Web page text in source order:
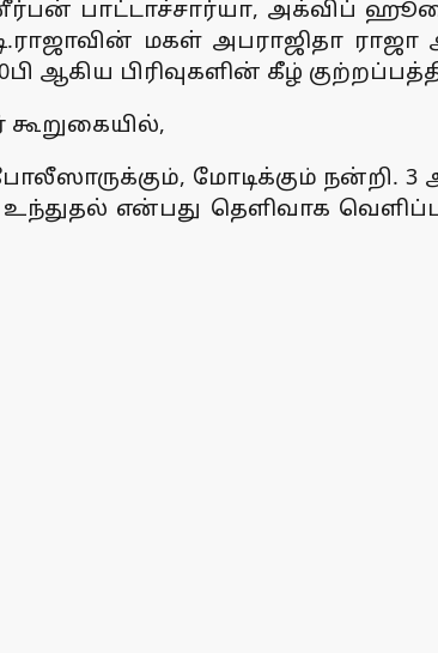
பாட்டாச்சார்யா, அக்விப்
மகள் அபராஜிதா ராஜா
ஆகிய பிரிவுகளின் கீழ்
மோடிக்கும் நன்றி. 3
என்பது தெளிவாக